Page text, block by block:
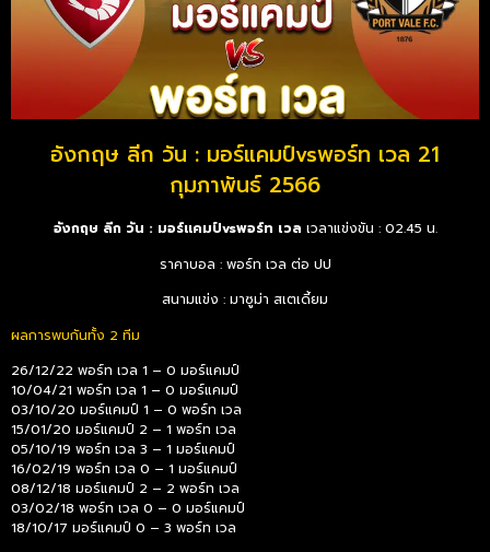
อังกฤษ ลีก วัน : มอร์แคมป์vsพอร์ท เวล 21
กุมภาพันธ์ 2566
อังกฤษ ลีก วัน : มอร์แคมป์vsพอร์ท เวล เวลาแข่งขัน : 02.45 น.
ราคาบอล : พอร์ท เวล ต่อ ปป
สนามแข่ง : มาซูม่า สเตเดี้ยม
ผลการพบกันทั้ง 2 ทีม
26/12/22 พอร์ท เวล 1 – 0 มอร์แคมป์
10/04/21 พอร์ท เวล 1 – 0 มอร์แคมป์
03/10/20 มอร์แคมป์ 1 – 0 พอร์ท เวล
15/01/20 มอร์แคมป์ 2 – 1 พอร์ท เวล
05/10/19 พอร์ท เวล 3 – 1 มอร์แคมป์
16/02/19 พอร์ท เวล 0 – 1 มอร์แคมป์
08/12/18 มอร์แคมป์ 2 – 2 พอร์ท เวล
03/02/18 พอร์ท เวล 0 – 0 มอร์แคมป์
18/10/17 มอร์แคมป์ 0 – 3 พอร์ท เวล